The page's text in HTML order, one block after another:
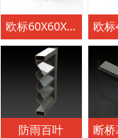
欧标60X60X2'2 AX-YS-145
防雨百叶